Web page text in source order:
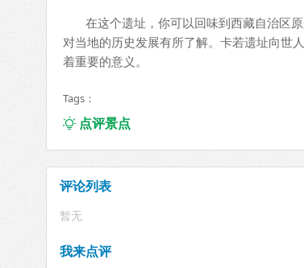
在这个遗址，你可以回味到西藏自治区原
对当地的历史发展有所了解。卡若遗址向世
着重要的意义。
Tags：
点评景点
评论列表
暂无
我来点评